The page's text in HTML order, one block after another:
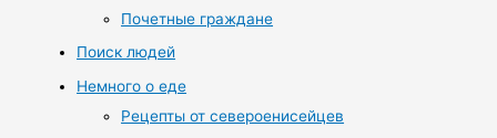
Почетные граждане
Поиск людей
Немного о еде
Рецепты от североенисейцев